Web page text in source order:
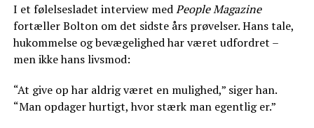
I et følelsesladet interview medPeople Magazine
fortæller Bolton om det sidste års prøvelser. Hans tale,
hukommelse og bevægelighed har været udfordret –
men ikke hans livsmod:
“At give op har aldrig været en mulighed,” siger han.
“Man opdager hurtigt, hvor stærk man egentlig er.”